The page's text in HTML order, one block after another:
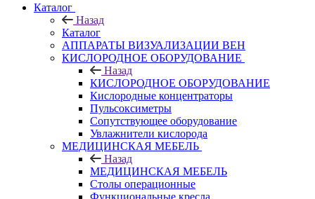
Каталог
Назад
Каталог
АППАРАТЫ ВИЗУАЛИЗАЦИИ ВЕН
КИСЛОРОДНОЕ ОБОРУДОВАНИЕ
Назад
КИСЛОРОДНОЕ ОБОРУДОВАНИЕ
Кислородные концентраторы
Пульсоксиметры
Сопутствующее оборудование
Увлажнители кислорода
МЕДИЦИНСКАЯ МЕБЕЛЬ
Назад
МЕДИЦИНСКАЯ МЕБЕЛЬ
Столы операционные
Функциональные кресла